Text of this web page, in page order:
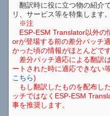
翻訳時に役に立つ物の紹介
リ、サービス等を特集します。
※注
ESP-ESM Translator以外の
orが登場する前の差分パッチ
かった頃の情報がほとんどです
差分パッチ適応による翻訳
ートされた時に適応できない
こちら)
もし翻訳したものを配布し
ッチではなくESP-ESM
事を推奨します。